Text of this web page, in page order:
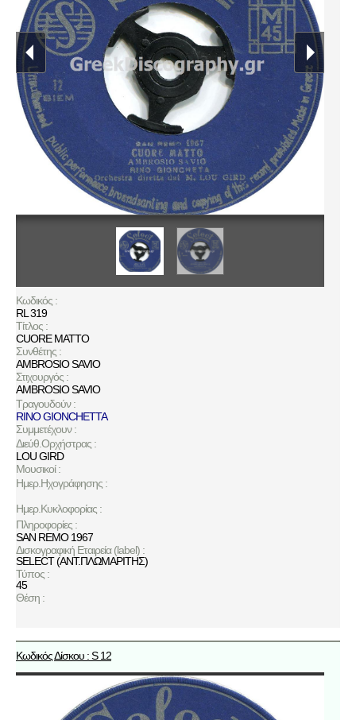
Κωδικός :
RL 319
Τίτλος :
CUORE MATTO
Συνθέτης :
AMBROSIO SAVIO
Στιχουργός :
AMBROSIO SAVIO
Τραγουδούν :
RINO GIONCHETTA
Συμμετέχουν :
Διεύθ.Ορχήστρας :
LOU GIRD
Μουσικοί :
Ημερ.Ηχογράφησης :
Ημερ.Κυκλοφορίας :
Πληροφορίες :
SAN REMO 1967
Δισκογραφική Εταιρεία (label) :
SELECT (ΑΝΤ.ΠΛΩΜΑΡΙΤΗΣ)
Τύπος :
45
Θέση :
Κωδικός Δίσκου : S 12